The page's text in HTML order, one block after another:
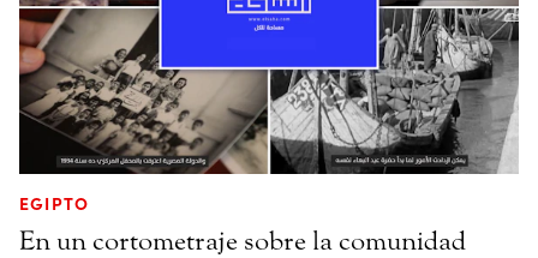
EGIPTO
En un cortometraje sobre la comunidad